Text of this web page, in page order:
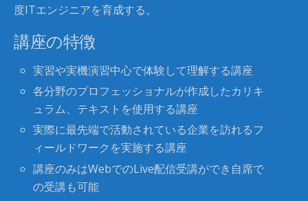
度ITエンジニアを育成する。
講座の特徴
実習や実機演習中心で体験して理解する講座
各分野のプロフェッショナルが作成したカリキ
ュラム、テキストを使用する講座
実際に最先端で活動されている企業を訪れるフ
ィールドワークを実施する講座
講座のみはWebでのLive配信受講ができ自席で
の受講も可能